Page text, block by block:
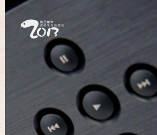
名展音響 最新Dolby ATMOS 7.2.4 全景
名展音響 2016年 AV 環繞擴大機
名展音響 歐洲第一品牌 FIBARO 環控
名展音響 最新Dolby ATMOS 7.2.4 全景